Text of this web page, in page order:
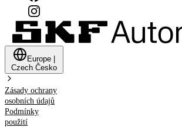
Europe
Czech Česko
Zásady ochrany
osobních údajů
Podmínky
použití